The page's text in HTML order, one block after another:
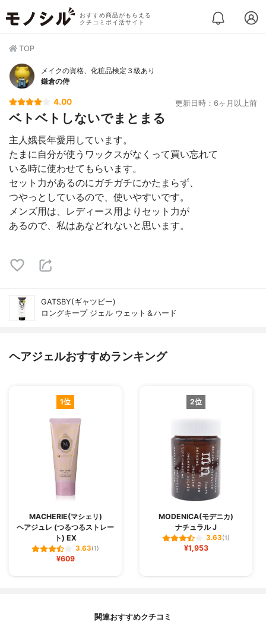
おすすめ商品がもらえる
クチコミポイ活サイト
TOP
メイクの資格、化粧品検定３級あり
鎌倉の侍
4.00 更新日時：6ヶ月以上前
ベトベトしないでまとまる
主人娥長年愛用しています。
たまに自分が使うワックスがなくって買い忘れて
いる時に使わせてもらいます。
セット力があるのにガチガチにかたまらず、
つやっとしているので、使いやすいです。
メンズ用は、レディース用よりセット力が
あるので、私はあなどれないと思います。
GATSBY(ギャツビー)
ロングキープ ジェル ウェット＆ハード
ヘアジェルおすすめランキング
1位
MACHERIE(マシェリ)
ヘアジュレ (つるつるストレー
ト) EX
3.63(1)
¥609
2位
MODENICA(モデニカ)
ナチュラル J
3.63(1)
¥1,953
関連おすすめクチコミ